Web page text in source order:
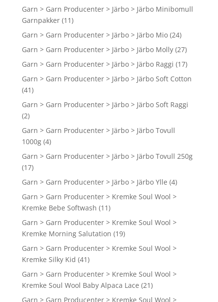
Garn > Garn Producenter > Järbo > Järbo Minibomull
Garnpakker (11)
Garn > Garn Producenter > Järbo > Järbo Mio (24)
Garn > Garn Producenter > Järbo > Järbo Molly (27)
Garn > Garn Producenter > Järbo > Järbo Raggi (17)
Garn > Garn Producenter > Järbo > Järbo Soft Cotton
(41)
Garn > Garn Producenter > Järbo > Järbo Soft Raggi
(2)
Garn > Garn Producenter > Järbo > Järbo Tovull
1000g (4)
Garn > Garn Producenter > Järbo > Järbo Tovull 250g
(17)
Garn > Garn Producenter > Järbo > Järbo Ylle (4)
Garn > Garn Producenter > Kremke Soul Wool >
Kremke Bebe Softwash (11)
Garn > Garn Producenter > Kremke Soul Wool >
Kremke Morning Salutation (19)
Garn > Garn Producenter > Kremke Soul Wool >
Kremke Silky Kid (41)
Garn > Garn Producenter > Kremke Soul Wool >
Kremke Soul Wool Baby Alpaca Lace (21)
Garn > Garn Producenter > Kremke Soul Wool >